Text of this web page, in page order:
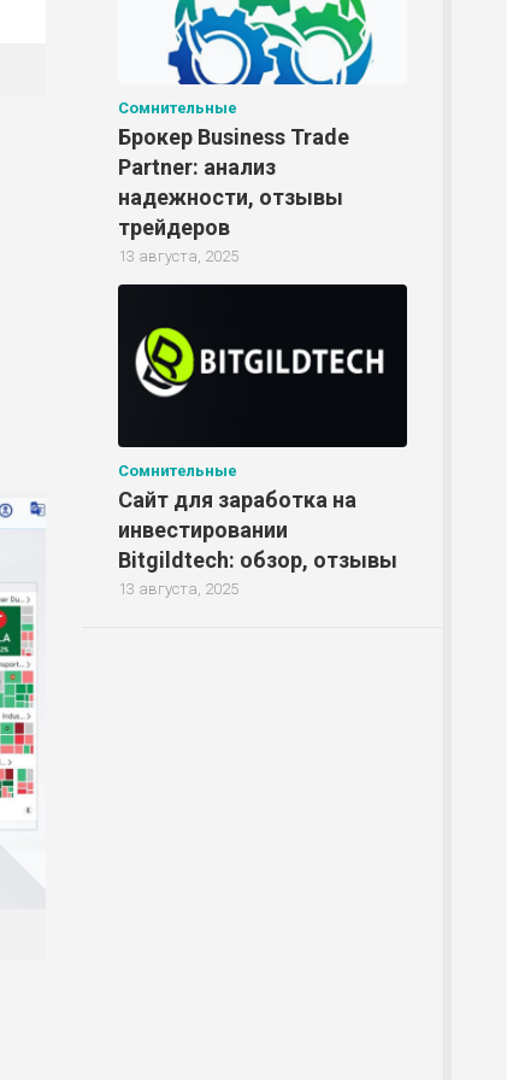
Сомнительные
Брокер Business Trade
Partner: анализ
надежности, отзывы
трейдеров
13 августа, 2025
Сомнительные
Сайт для заработка на
инвестировании
Bitgildtech: обзор, отзывы
13 августа, 2025